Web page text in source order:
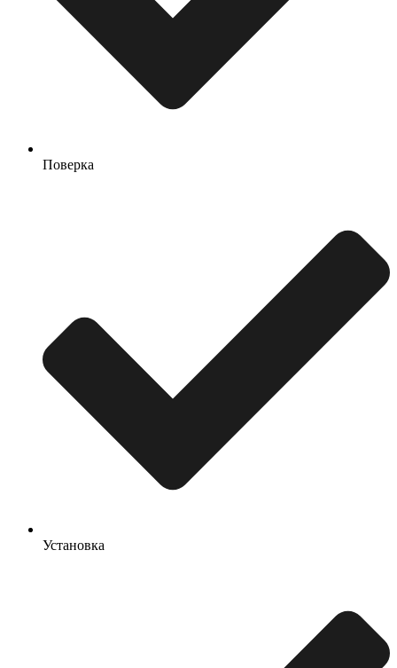
Поверка
Установка